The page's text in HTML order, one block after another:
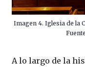
Imagen 4. Iglesia de la
A lo largo de la